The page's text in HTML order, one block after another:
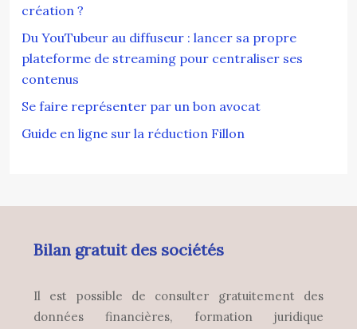
création ?
Du YouTubeur au diffuseur : lancer sa propre
plateforme de streaming pour centraliser ses
contenus
Se faire représenter par un bon avocat
Guide en ligne sur la réduction Fillon
Bilan gratuit des sociétés
Il est possible de consulter gratuitement des
données financières, formation juridique